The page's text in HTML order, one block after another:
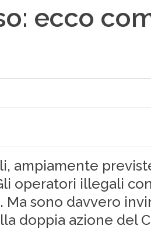
ecco
ampiamente
operatori illegali
sono davvero
doppia azione del